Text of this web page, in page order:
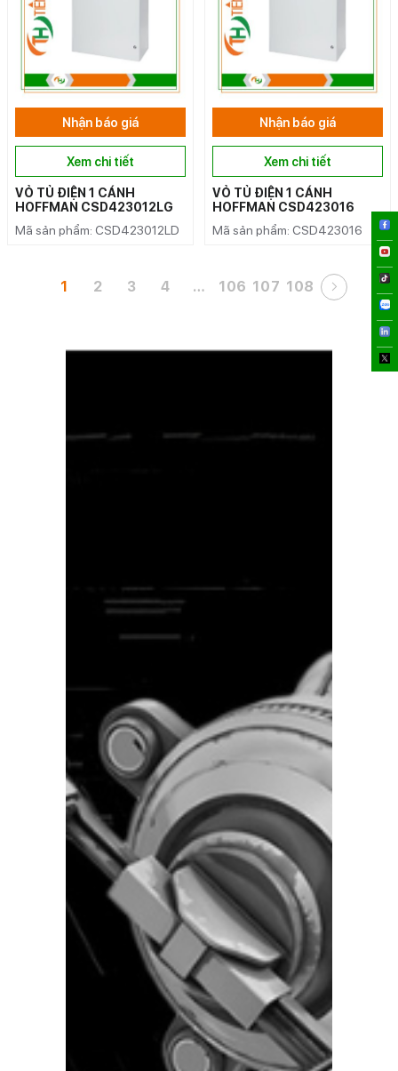
Nhận báo giá
Xem chi tiết
VỎ TỦ ĐIỆN 1 CÁNH
HOFFMAN CSD423012LG
Mã sản phẩm: CSD423012LD
Nhận báo giá
Xem chi tiết
VỎ TỦ ĐIỆN 1 CÁNH
HOFFMAN CSD423016
Mã sản phẩm: CSD423016
1 2 3 4 … 106 107 108